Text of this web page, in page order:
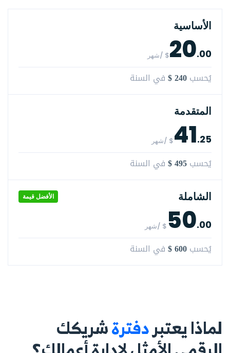
الأساسية
20.00 $ /شهر
يُحسب $ 240 في السنة
المتقدمة
41.25 $ /شهر
يُحسب $ 495 في السنة
الشاملة الأفضل قيمة
50.00 $ /شهر
يُحسب $ 600 في السنة
لماذا يعتبردفترةشريكك